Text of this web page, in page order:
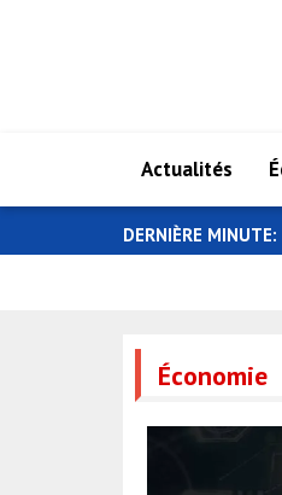
Actualités
DERNIÈRE MINUTE:
Économie